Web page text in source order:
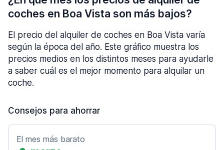
coches en Boa Vista son más bajos?
El precio del alquiler de coches en Boa Vista varía
según la época del año. Este gráfico muestra los
precios medios en los distintos meses para ayudarle
a saber cuál es el mejor momento para alquilar un
coche.
Consejos para ahorrar
El mes más barato